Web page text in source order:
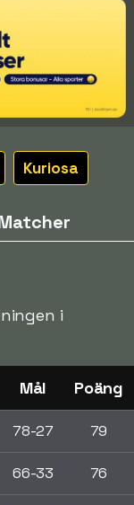
Kuriosa
i
Mål Poäng
78-27 79
66-33 76